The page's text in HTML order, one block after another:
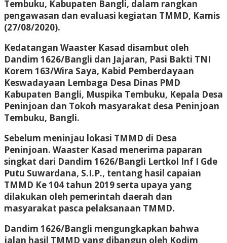
Tembuku, Kabupaten Bangli, dalam rangkan
pengawasan dan evaluasi kegiatan TMMD, Kamis
(27/08/2020).
Kedatangan Waaster Kasad disambut oleh
Dandim 1626/Bangli dan Jajaran, Pasi Bakti TNI
Korem 163/Wira Saya, Kabid Pemberdayaan
Keswadayaan Lembaga Desa Dinas PMD
Kabupaten Bangli, Muspika Tembuku, Kepala Desa
Peninjoan dan Tokoh masyarakat desa Peninjoan
Tembuku, Bangli.
Sebelum meninjau lokasi TMMD di Desa
Peninjoan. Waaster Kasad menerima paparan
singkat dari Dandim 1626/Bangli Lertkol Inf I Gde
Putu Suwardana, S.I.P., tentang hasil capaian
TMMD Ke 104 tahun 2019 serta upaya yang
dilakukan oleh pemerintah daerah dan
masyarakat pasca pelaksanaan TMMD.
Dandim 1626/Bangli mengungkapkan bahwa
jalan hasil TMMD yang dibangun oleh Kodim